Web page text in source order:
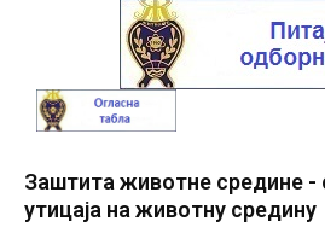
Заштита животне средине -
утицаја на животну средину